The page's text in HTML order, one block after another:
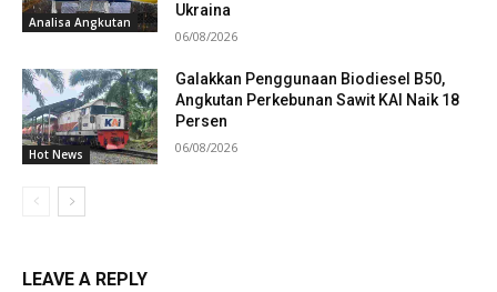
Analisa Angkutan
Ukraina
06/08/2026
Hot News
Galakkan Penggunaan Biodiesel B50,
Angkutan Perkebunan Sawit KAI Naik 18
Persen
06/08/2026
LEAVE A REPLY